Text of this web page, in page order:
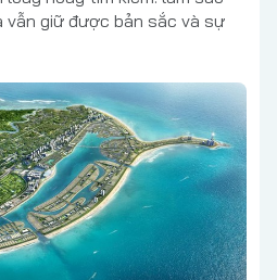
vẫn giữ được bản sắc và sự